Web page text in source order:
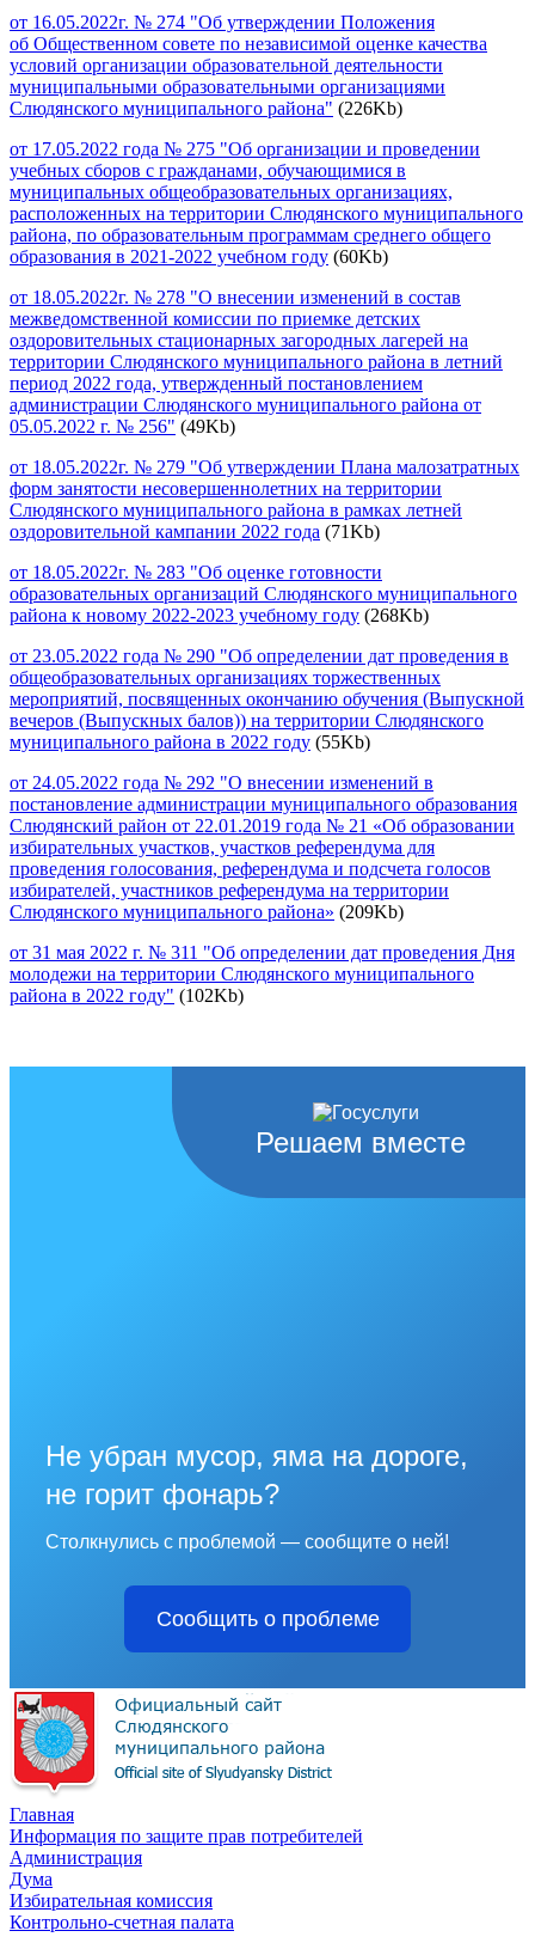
от 16.05.2022г. № 274 "Об утверждении Положения
об Общественном совете по независимой оценке качества
условий организации образовательной деятельности
муниципальными образовательными организациями
Слюдянского муниципального района" (226Kb)
от 17.05.2022 года № 275 "Об организации и проведении
учебных сборов с гражданами, обучающимися в
муниципальных общеобразовательных организациях,
расположенных на территории Слюдянского муниципального
района, по образовательным программам среднего общего
образования в 2021-2022 учебном году (60Kb)
от 18.05.2022г. № 278 "О внесении изменений в состав
межведомственной комиссии по приемке детских
оздоровительных стационарных загородных лагерей на
территории Слюдянского муниципального района в летний
период 2022 года, утвержденный постановлением
администрации Слюдянского муниципального района от
05.05.2022 г. № 256" (49Kb)
от 18.05.2022г. № 279 "Об утверждении Плана малозатратных
форм занятости несовершеннолетних на территории
Слюдянского муниципального района в рамках летней
оздоровительной кампании 2022 года (71Kb)
от 18.05.2022г. № 283 "Об оценке готовности
образовательных организаций Слюдянского муниципального
района к новому 2022-2023 учебному году (268Kb)
от 23.05.2022 года № 290 "Об определении дат проведения в
общеобразовательных организациях торжественных
мероприятий, посвященных окончанию обучения (Выпускной
вечеров (Выпускных балов)) на территории Слюдянского
муниципального района в 2022 году (55Kb)
от 24.05.2022 года № 292 "О внесении изменений в
постановление администрации муниципального образования
Слюдянский район от 22.01.2019 года № 21 «Об образовании
избирательных участков, участков референдума для
проведения голосования, референдума и подсчета голосов
избирателей, участников референдума на территории
Слюдянского муниципального района» (209Kb)
от 31 мая 2022 г. № 311 "Об определении дат проведения Дня
молодежи на территории Слюдянского муниципального
района в 2022 году" (102Kb)
Решаем вместе
Не убран мусор, яма на дороге,
не горит фонарь?
Столкнулись с проблемой — сообщите о ней!
Сообщить о проблеме
Главная
Информация по защите прав потребителей
Администрация
Дума
Избирательная комиссия
Контрольно-счетная палата